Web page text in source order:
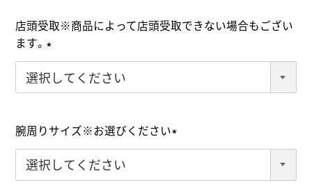
店頭受取※商品によって店頭受取できない場合もござい
ます。
(
必
腕周りサイズ※お選びください
(